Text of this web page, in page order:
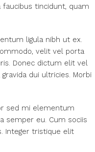
faucibus tincidunt, quam
ligula nibh ut ex.
velit vel porta
Donec dictum elit vel
dui ultricies. Morbi
sed mi elementum
semper eu. Cum sociis
Integer tristique elit